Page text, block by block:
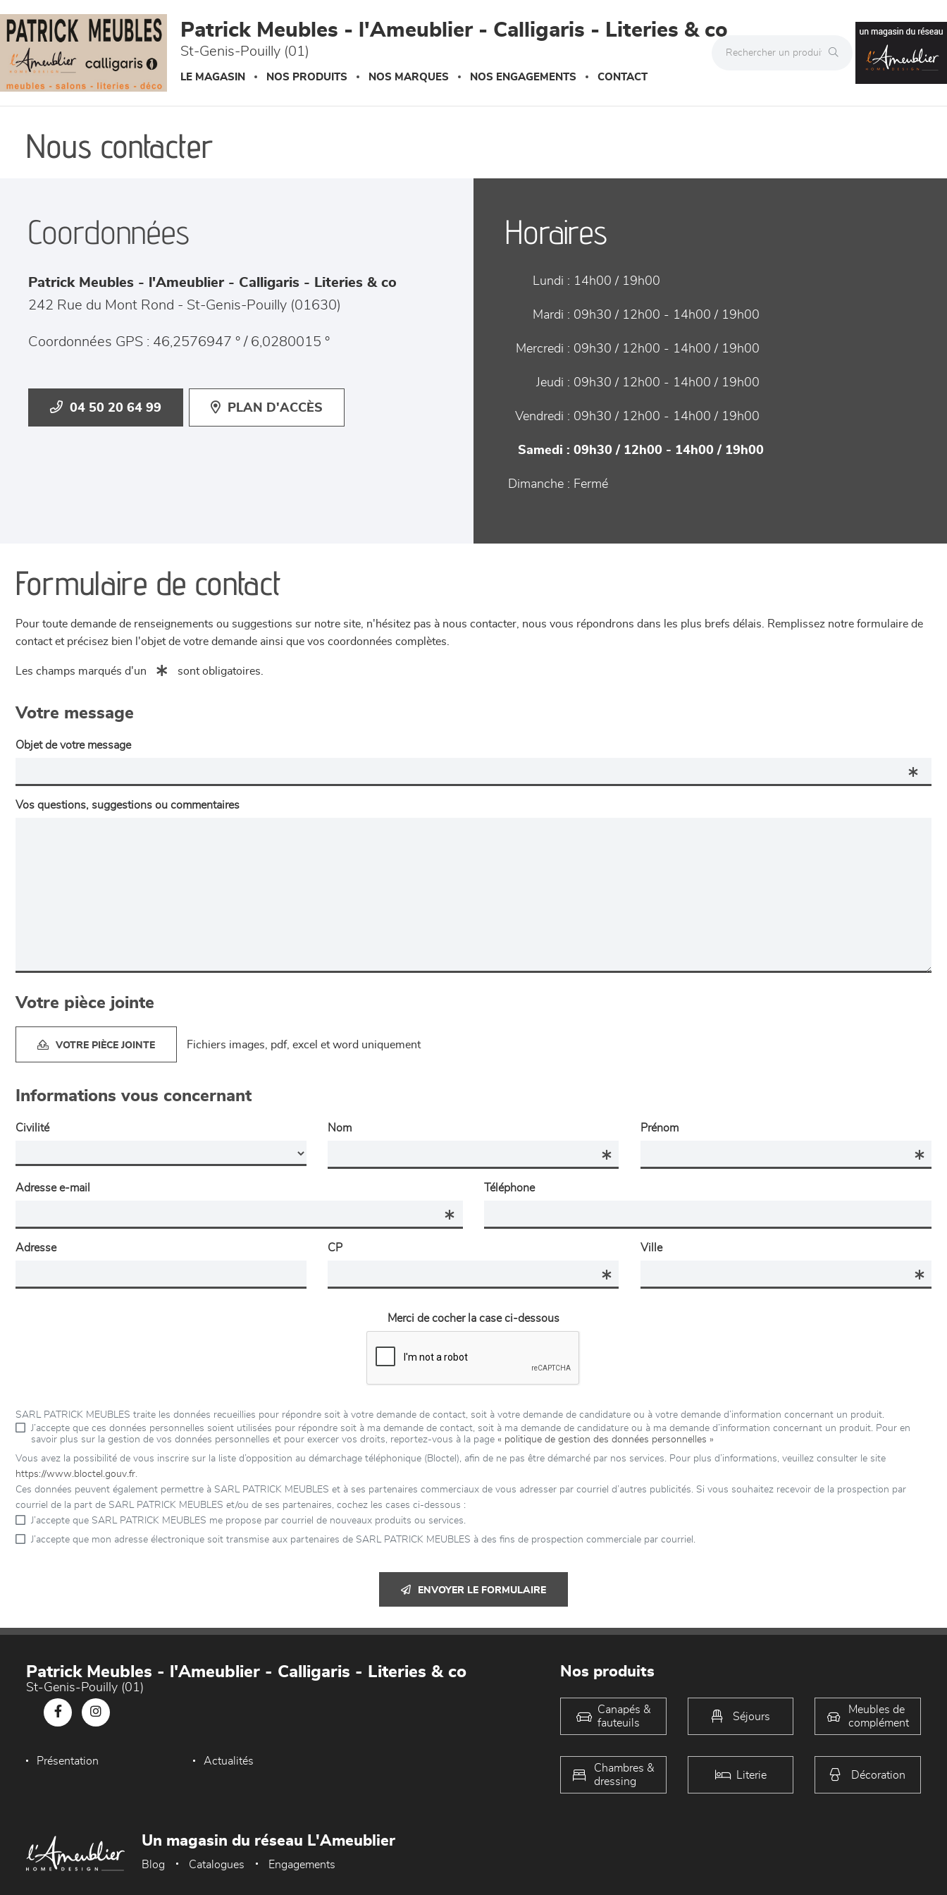
Patrick Meubles - l'Ameublier - Calligaris - Literies & co
St-Genis-Pouilly (01)
LE MAGASIN NOS PRODUITS NOS MARQUES NOS ENGAGEMENTS CONTACT
Nous contacter
Coordonnées
Patrick Meubles - l'Ameublier - Calligaris - Literies & co
242 Rue du Mont Rond - St-Genis-Pouilly (01630)
Coordonnées GPS : 46,2576947 ° / 6,0280015 °
04 50 20 64 99 PLAN D'ACCÈS
Horaires
Lundi : 14h00 / 19h00
Mardi : 09h30 / 12h00 - 14h00 / 19h00
Mercredi : 09h30 / 12h00 - 14h00 / 19h00
Jeudi : 09h30 / 12h00 - 14h00 / 19h00
Vendredi : 09h30 / 12h00 - 14h00 / 19h00
Samedi : 09h30 / 12h00 - 14h00 / 19h00
Dimanche : Fermé
Formulaire de contact
Pour toute demande de renseignements ou suggestions sur notre site, n'hésitez pas à nous contacter, nous vous répondrons dans les plus brefs délais. Remplissez notre formulaire de
contact et précisez bien l'objet de votre demande ainsi que vos coordonnées complètes.
Les champs marqués d'un sont obligatoires.
Votre message
Objet de votre message
Vos questions, suggestions ou commentaires
Votre pièce jointe
VOTRE PIÈCE JOINTE Fichiers images, pdf, excel et word uniquement
Informations vous concernant
Civilité Nom Prénom
Adresse e-mail Téléphone
Adresse CP Ville
Merci de cocher la case ci-dessous
SARL PATRICK MEUBLES traite les données recueillies pour répondre soit à votre demande de contact, soit à votre demande de candidature ou à votre demande d’information concernant un produit.
J’accepte que ces données personnelles soient utilisées pour répondre soit à ma demande de contact, soit à ma demande de candidature ou à ma demande d’information concernant un produit. Pour en
savoir plus sur la gestion de vos données personnelles et pour exercer vos droits, reportez-vous à la page « politique de gestion des données personnelles »
Vous avez la possibilité de vous inscrire sur la liste d’opposition au démarchage téléphonique (Bloctel), afin de ne pas être démarché par nos services. Pour plus d’informations, veuillez consulter le site
https://www.bloctel.gouv.fr.
Ces données peuvent également permettre à SARL PATRICK MEUBLES et à ses partenaires commerciaux de vous adresser par courriel d’autres publicités. Si vous souhaitez recevoir de la prospection par
courriel de la part de SARL PATRICK MEUBLES et/ou de ses partenaires, cochez les cases ci-dessous :
J’accepte que SARL PATRICK MEUBLES me propose par courriel de nouveaux produits ou services.
J’accepte que mon adresse électronique soit transmise aux partenaires de SARL PATRICK MEUBLES à des fins de prospection commerciale par courriel.
ENVOYER LE FORMULAIRE
Patrick Meubles - l'Ameublier - Calligaris - Literies & co
St-Genis-Pouilly (01)
Présentation Actualités
Nos produits
Canapés &
fauteuils
Séjours
Meubles de
complément
Chambres &
dressing
Literie Décoration
Un magasin du réseau L'Ameublier
Blog Catalogues Engagements